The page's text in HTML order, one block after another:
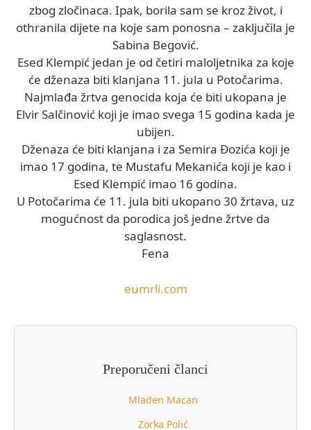
zbog zločinaca. Ipak, borila sam se kroz život, i
othranila dijete na koje sam ponosna – zaključila je
Sabina Begović.
Esed Klempić jedan je od četiri maloljetnika za koje
će dženaza biti klanjana 11. jula u Potočarima.
Najmlađa žrtva genocida koja će biti ukopana je
Elvir Salčinović koji je imao svega 15 godina kada je
ubijen.
Dženaza će biti klanjana i za Semira Đozića koji je
imao 17 godina, te Mustafu Mekanića koji je kao i
Esed Klempić imao 16 godina.
U Potočarima će 11. jula biti ukopano 30 žrtava, uz
mogućnost da porodica još jedne žrtve da
saglasnost.
Fena
eumrli.com
Preporučeni članci
Mladen Macan
Zorka Polić